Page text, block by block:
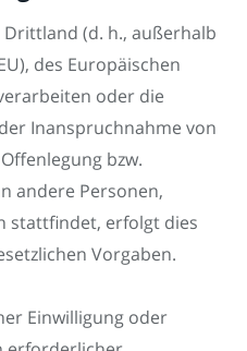
(d. h., außerhalb
des Europäischen
oder die
Inanspruchnahme von
bzw.
andere Personen,
stattfindet, erfolgt dies
Vorgaben.
Einwilligung oder